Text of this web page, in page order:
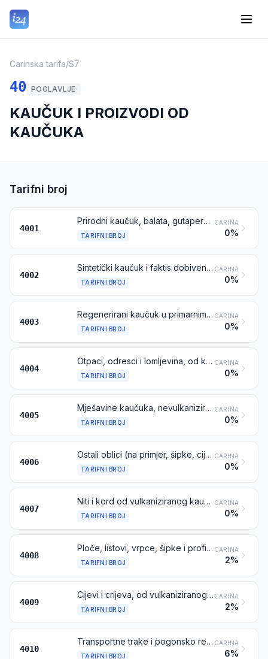
Carinska tarifa/S7
40 POGLAVLJE
KAUČUK I PROIZVODI OD
KAUČUKA
Tarifni broj
4001
Prirodni kaučuk, balata, gutaperka (gutta-percha), gvajala (guayule), čikl (chicle) i slične prirodne gume, u primarnim oblicima ili u pločama, listovima ili vrpcama
TARIFNI BROJ
CARINA
0%
4002
Sintetički kaučuk i faktis dobiven iz ulja, u primarnim oblicima ili u pločama, listovima ili vrpcama; smjese bilo kojeg proizvoda iz tarifnog broja 4001 s bilo kojim proizvodom iz ovoga tarifnog broja, u primarnim oblicima ili u pločama, listovima ili vrpcama
TARIFNI BROJ
CARINA
0%
4003
Regenerirani kaučuk u primarnim oblicima ili u pločama, listovima ili vrpcama
TARIFNI BROJ
CARINA
0%
4004
Otpaci, odresci i lomljevina, od kaučuka (osim tvrde gume) i prah i granule dobiveni od tih proizvoda
TARIFNI BROJ
CARINA
0%
4005
Mješavine kaučuka, nevulkanizirane, u primarnim oblicima ili u pločama, listovima ili vrpcama
TARIFNI BROJ
CARINA
0%
4006
Ostali oblici (na primjer, šipke, cijevi i profili) te gotovi proizvodi (na primjer, diskovi i prstenovi), od nevulkaniziranog kaučuka
TARIFNI BROJ
CARINA
0%
4007
Niti i kord od vulkaniziranog kaučuka (gume)
TARIFNI BROJ
CARINA
0%
4008
Ploče, listovi, vrpce, šipke i profilni oblici, od vulkaniziranog kaučuka (gume) osim od tvrde gume
TARIFNI BROJ
CARINA
2%
4009
Cijevi i crijeva, od vulkaniziranog kaučuka (gume), osim od tvrde gume, sa ili bez pribora (na primjer, spojnice, koljena, prirubnice)
TARIFNI BROJ
CARINA
2%
4010
Transportne trake i pogonsko remenje od vulkaniziranog kaučuka (gume)
TARIFNI BROJ
CARINA
6%